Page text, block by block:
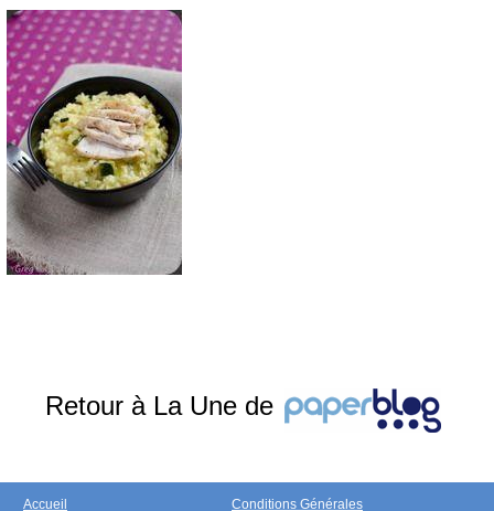
Retour à La Une de
Accueil Conditions Générales